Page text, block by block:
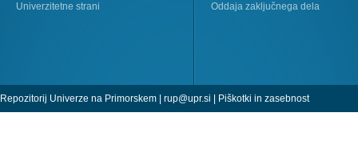
Univerzitetne strani
Oddaja zaključnega dela
Repozitorij Univerze na Primorskem | rup@upr.si Piškotki in zasebnost